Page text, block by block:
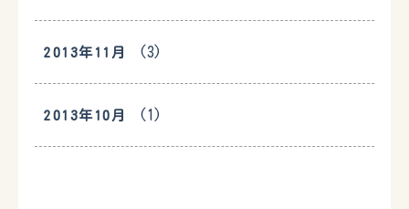
2013年11月 (3)
2013年10月 (1)